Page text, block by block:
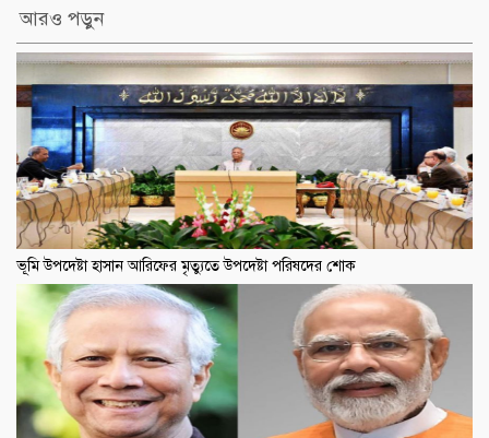
আরও পড়ুন
ভূমি উপদেষ্টা হাসান আরিফের মৃত্যুতে উপদেষ্টা পরিষদের শোক